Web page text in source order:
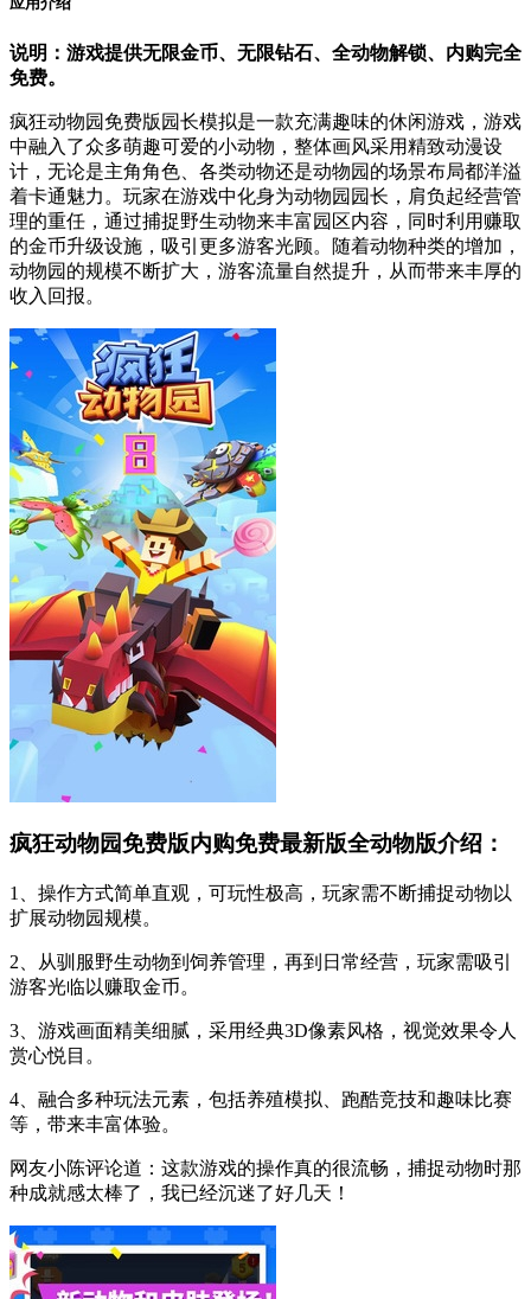
说明：游戏提供无限金币、无限钻石、全动物解锁、内购完全
免费。
疯狂动物园免费版园长模拟是一款充满趣味的休闲游戏，游戏
中融入了众多萌趣可爱的小动物，整体画风采用精致动漫设
计，无论是主角角色、各类动物还是动物园的场景布局都洋溢
着卡通魅力。玩家在游戏中化身为动物园园长，肩负起经营管
理的重任，通过捕捉野生动物来丰富园区内容，同时利用赚取
的金币升级设施，吸引更多游客光顾。随着动物种类的增加，
动物园的规模不断扩大，游客流量自然提升，从而带来丰厚的
收入回报。
疯狂动物园免费版内购免费最新版全动物版介绍：
1、操作方式简单直观，可玩性极高，玩家需不断捕捉动物以
扩展动物园规模。
2、从驯服野生动物到饲养管理，再到日常经营，玩家需吸引
游客光临以赚取金币。
3、游戏画面精美细腻，采用经典3D像素风格，视觉效果令人
赏心悦目。
4、融合多种玩法元素，包括养殖模拟、跑酷竞技和趣味比赛
等，带来丰富体验。
网友小陈评论道：这款游戏的操作真的很流畅，捕捉动物时那
种成就感太棒了，我已经沉迷了好几天！